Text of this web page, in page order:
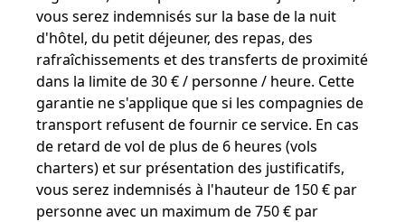
vous serez indemnisés sur la base de la nuit
d'hôtel, du petit déjeuner, des repas, des
rafraîchissements et des transferts de proximité
dans la limite de 30 € / personne / heure. Cette
garantie ne s'applique que si les compagnies de
transport refusent de fournir ce service. En cas
de retard de vol de plus de 6 heures (vols
charters) et sur présentation des justificatifs,
vous serez indemnisés à l'hauteur de 150 € par
personne avec un maximum de 750 € par